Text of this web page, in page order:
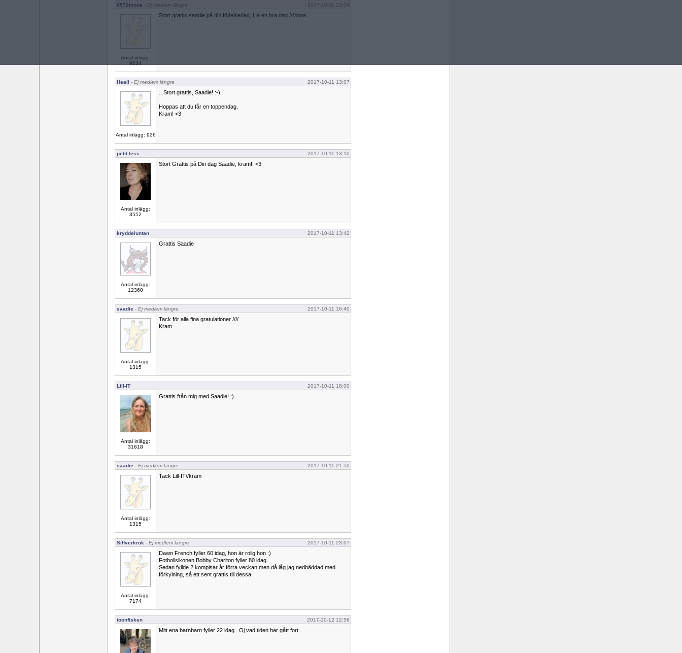
6972mona - Ej medlem längre 2017-10-11 13:04
Antal inlägg:
9234
Stort grattis saadie på din födelsedag, Ha en bra dag //Mona
Heali - Ej medlem längre 2017-10-11 13:07
Antal inlägg: 926
...Stort grattis, Saadie! :-)
Hoppas att du får en toppendag.
Kram! <3
petit tess 2017-10-11 13:10
Antal inlägg:
3552
Stort Grattis på Din dag Saadie, kram!! <3
kryddeluntan 2017-10-11 13:42
Antal inlägg:
12360
Grattis Saadie
saadie - Ej medlem längre 2017-10-11 16:40
Antal inlägg:
1315
Tack för alla fina gratulationer ////
Kram
Lill-IT 2017-10-11 18:00
Antal inlägg:
31618
Grattis från mig med Saadie! :)
saadie - Ej medlem längre 2017-10-11 21:50
Antal inlägg:
1315
Tack Lill-IT//kram
Silfverkrok - Ej medlem längre 2017-10-11 23:07
Antal inlägg:
7174
Dawn French fyller 60 idag, hon är rolig hon :)
Fotbollsikonen Bobby Charlton fyller 80 idag.
Sedan fyllde 2 kompisar år förra veckan men då låg jag nedbäddad med
förkylning, så ett sent grattis till dessa.
toonfisken 2017-10-12 12:56
Mitt ena barnbarn fyller 22 idag . Oj vad tiden har gått fort .